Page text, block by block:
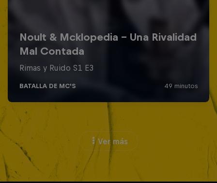
Ver más